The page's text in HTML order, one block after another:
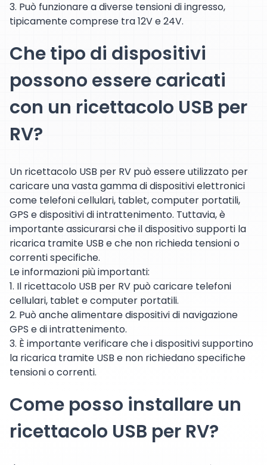
3. Può funzionare a diverse tensioni di ingresso,
tipicamente comprese tra 12V e 24V.
Che tipo di dispositivi
possono essere caricati
con un ricettacolo USB per
RV?
Un ricettacolo USB per RV può essere utilizzato per
caricare una vasta gamma di dispositivi elettronici
come telefoni cellulari, tablet, computer portatili,
GPS e dispositivi di intrattenimento. Tuttavia, è
importante assicurarsi che il dispositivo supporti la
ricarica tramite USB e che non richieda tensioni o
correnti specifiche.
Le informazioni più importanti:
1. Il ricettacolo USB per RV può caricare telefoni
cellulari, tablet e computer portatili.
2. Può anche alimentare dispositivi di navigazione
GPS e di intrattenimento.
3. È importante verificare che i dispositivi supportino
la ricarica tramite USB e non richiedano specifiche
tensioni o correnti.
Come posso installare un
ricettacolo USB per RV?